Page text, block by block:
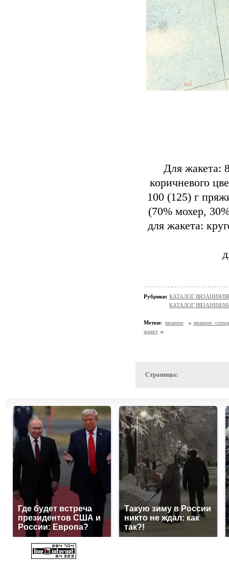
Для жакета:
коричневого
100 (125) г
(70% мохер,
для жакета:
Рубрики: КАТАЛОГ ВЯЗАНИЯ/
КАТАЛОГ ВЯЗАНИЯ/
Метки: вязание
вязание
жакет
Страницы:
Где будет встреча
президентов США и
России: Европа?
Такую зиму в России
никто не ждал: как
так?!